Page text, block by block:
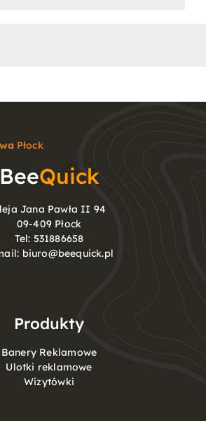
Płock
BeeQuick
Jana Pawła II 94
09-409 Płock
Tel: 531886658
biuro@beequick.pl
Produkty
Banery Reklamowe
Ulotki reklamowe
Wizytówki